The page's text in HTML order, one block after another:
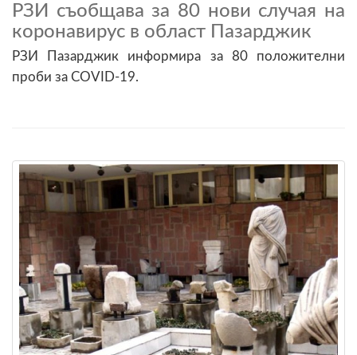
РЗИ съобщава за 80 нови случая на
коронавирус в област Пазарджик
РЗИ Пазарджик информира за 80 положителни
проби за COVID-19.